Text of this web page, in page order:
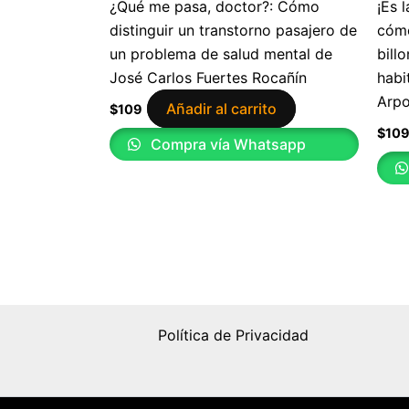
¿Qué me pasa, doctor?: Cómo
distinguir un transtorno pasajero de
un problema de salud mental de
José Carlos Fuertes Rocañín
$109
Añadir al carrito
Compra vía Whatsapp
¡Es
$109
Política de Privacidad